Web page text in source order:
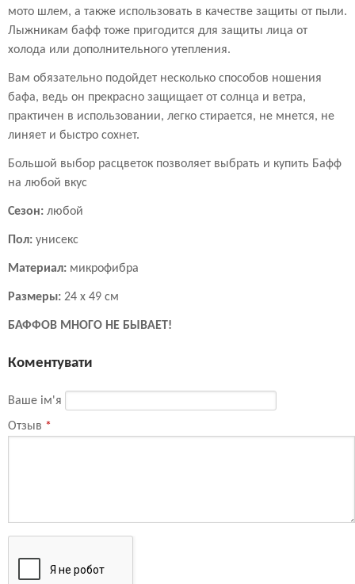
мото шлем, а также использовать в качестве защиты от пыли.
Лыжникам бафф тоже пригодится для защиты лица от
холода или дополнительного утепления.
Вам обязательно подойдет несколько способов ношения
бафа, ведь он прекрасно защищает от солнца и ветра,
практичен в использовании, легко стирается, не мнется, не
линяет и быстро сохнет.
Большой выбор расцветок позволяет выбрать и купить Бафф
на любой вкус
Сезон: любой
Пол: унисекс
Материал: микрофибра
Размеры: 24 х 49 см
БАФФОВ МНОГО НЕ БЫВАЕТ!
Коментувати
Ваше ім'я
Отзыв *